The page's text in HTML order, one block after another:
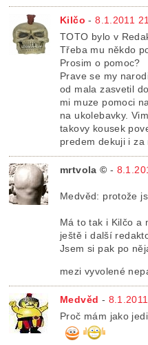
Kilčo -8.1.2011
TOTO bylo v
Třeba mu někdo
Prosim o pomoc?
Prave se my
od mala zasvetil
mi muze pomoci
na ukolebavky.
takovy kousek
predem dekuji i za
mrtvola © -
Medvěd: protože
Má to tak i Kilčo a
ještě i další
Jsem si pak po
mezi vyvolené
Medvěd -
Proč mám jako